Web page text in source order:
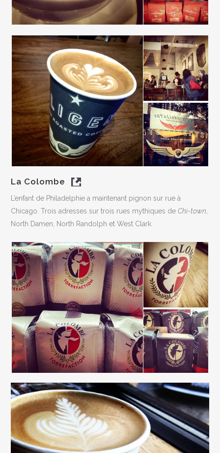
La Colombe
L’enfant de Philadelphie a maintenant pignon sur rue à
Chicago. Trois adresses sur trois rues mythiques deChi-town,
North Damen, North Randolph et West Clark.